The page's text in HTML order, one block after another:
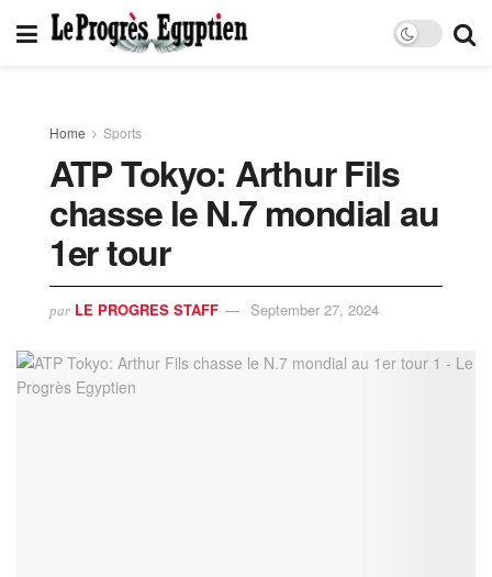
Home Sports
ATP Tokyo: Arthur Fils
chasse le N.7 mondial au
1er tour
par LE PROGRES STAFF September 27, 2024